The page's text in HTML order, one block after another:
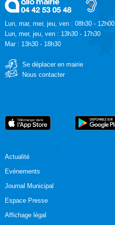
Lun, mar, mer, jeu, ven : 08h30 - 12h00
Lun, mer, jeu, ven : 13h30 - 17h30
Mar : 13h30 - 18h30
Se déplacer en mairie
Nous contacter
Actualité
Evénements
Journal Municipal
Espace Presse
Affichage légal